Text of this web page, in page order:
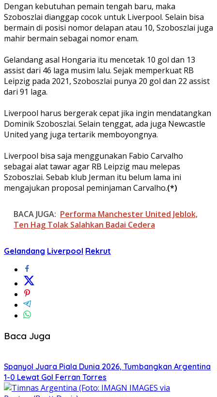
Dengan kebutuhan pemain tengah baru, maka
Szoboszlai dianggap cocok untuk Liverpool. Selain bisa
bermain di posisi nomor delapan atau 10, Szoboszlai juga
mahir bermain sebagai nomor enam.
Gelandang asal Hongaria itu mencetak 10 gol dan 13
assist dari 46 laga musim lalu. Sejak memperkuat RB
Leipzig pada 2021, Szoboszlai punya 20 gol dan 22 assist
dari 91 laga.
Liverpool harus bergerak cepat jika ingin mendatangkan
Dominik Szoboszlai. Selain tenggat, ada juga Newcastle
United yang juga tertarik memboyongnya.
Liverpool bisa saja menggunakan Fabio Carvalho
sebagai alat tawar agar RB Leipzig mau melepas
Szoboszlai. Sebab klub Jerman itu belum lama ini
mengajukan proposal peminjaman Carvalho.(*)
BACA JUGA: Performa Manchester United Jeblok,
Ten Hag Tolak Salahkan Badai Cedera
Gelandang Liverpool Rekrut
Baca Juga
Spanyol Juara Piala Dunia 2026, Tumbangkan Argentina
1-0 Lewat Gol Ferran Torres